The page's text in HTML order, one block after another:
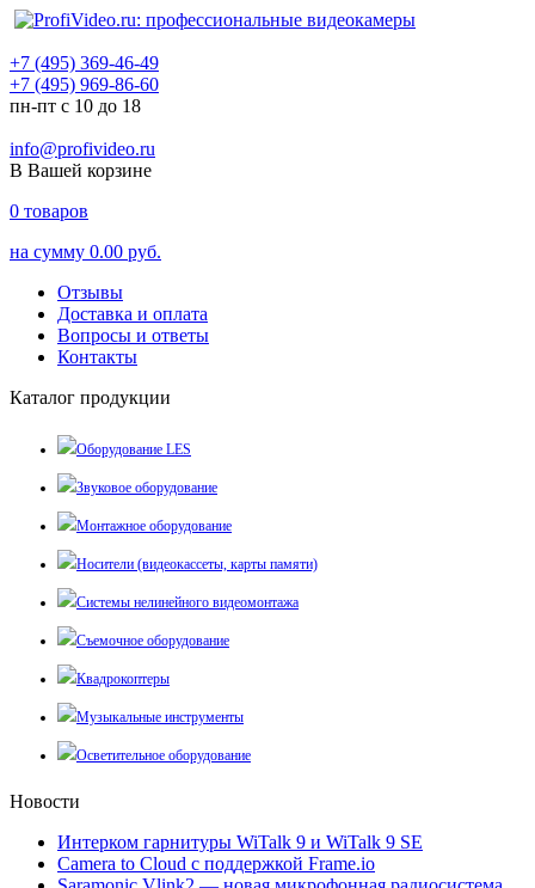
+7 (495) 369-46-49
+7 (495) 969-86-60
пн-пт с 10 до 18
info@profivideo.ru
В Вашей корзине
0 товаров
на сумму 0.00 руб.
Отзывы
Доставка и оплата
Вопросы и ответы
Контакты
Каталог продукции
Оборудование LES
Звуковое оборудование
Монтажное оборудование
Носители (видеокассеты, карты памяти)
Системы нелинейного видеомонтажа
Съемочное оборудование
Квадрокоптеры
Музыкальные инструменты
Осветительное оборудование
Новости
Интерком гарнитуры WiTalk 9 и WiTalk 9 SE
Camera to Cloud с поддержкой Frame.io